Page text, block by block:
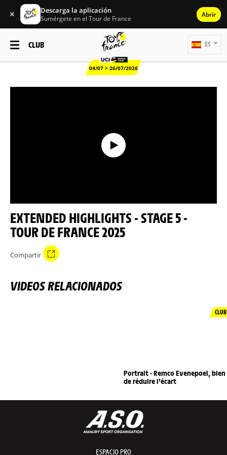
✕ Descarga la aplicación
Sumérgete en el Tour de France Abrir
CLUB
04/07 > 26/07/2026
ES
EXTENDED HIGHLIGHTS - STAGE 5 -
TOUR DE FRANCE 2025
Compartir
VIDEOS RELACIONADOS
CLUB
Portrait - Remco Evenepoel, bien
de réduire l'écart
ESPACIO PRO